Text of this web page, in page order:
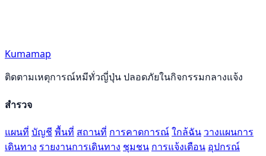
Kumamap
ติดตามเหตุการณ์หมีทั่วญี่ปุ่น ปลอดภัยในกิจกรรมกลางแจ้ง
สำรวจ
แผนที่ บัญชี พื้นที่ สถานที่ การคาดการณ์ใกล้ฉัน วางแผนการ
เดินทาง รายงานการเดินทาง ชุมชน การแจ้งเตือน อุปกรณ์